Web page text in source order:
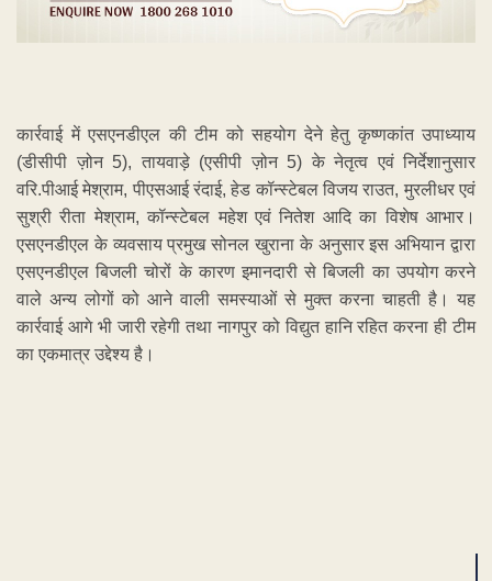
कार्रवाई में एसएनडीएल की टीम को सहयोग देने हेतु कृष्णकांत उपाध्याय
(डीसीपी ज़ोन 5), तायवाड़े (एसीपी ज़ोन 5) के नेतृत्व एवं निर्देशानुसार
वरि.पीआई मेश्राम, पीएसआई रंदाई, हेड कॉन्स्टेबल विजय राउत, मुरलीधर एवं
सुश्री रीता मेश्राम, कॉन्स्टेबल महेश एवं नितेश आदि का विशेष आभार।
एसएनडीएल के व्यवसाय प्रमुख सोनल खुराना के अनुसार इस अभियान द्वारा
एसएनडीएल बिजली चोरों के कारण इमानदारी से बिजली का उपयोग करने
वाले अन्य लोगों को आने वाली समस्याओं से मुक्त करना चाहती है। यह
कार्रवाई आगे भी जारी रहेगी तथा नागपुर को विद्युत हानि रहित करना ही टीम
का एकमात्र उद्देश्य है।